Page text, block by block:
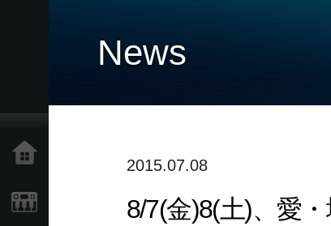
News
2015.07.08
8/7(金)8(土)、愛